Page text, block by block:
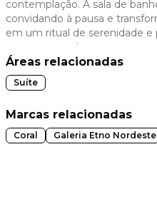
slide
contemplação. A sala de
convidando à pausa e
em um ritual de serenidade e
texturas que alternam entre
com os tecidos e compõem
Cada elemento da suíte
carrega uma narrativa de
Áreas relacionadas
Suíte
Marcas relacionadas
Coral Galeria Etno Nordeste